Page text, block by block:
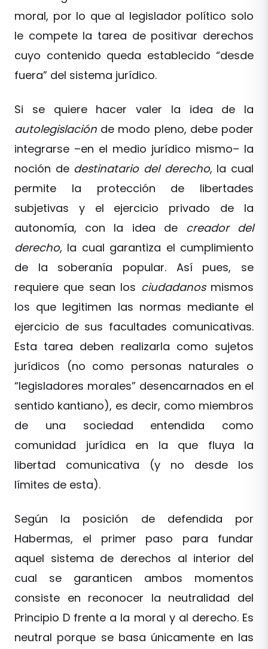
moral, por lo que al legislador político solo
le compete la tarea de positivar derechos
cuyo contenido queda establecido “desde
fuera” del sistema jurídico.
Si se quiere hacer valer la idea de la
autolegislación de modo pleno, debe poder
integrarse –en el medio jurídico mismo– la
noción de destinatario del derecho, la cual
permite la protección de libertades
subjetivas y el ejercicio privado de la
autonomía, con la idea de creador del
derecho, la cual garantiza el cumplimiento
de la soberanía popular. Así pues, se
requiere que sean los ciudadanosmismos
los que legitimen las normas mediante el
ejercicio de sus facultades comunicativas.
Esta tarea deben realizarla como sujetos
jurídicos (no como personas naturales o
“legisladores morales” desencarnados en el
sentido kantiano), es decir, como miembros
de una sociedad entendida como
comunidad jurídica en la que fluya la
libertad comunicativa (y no desde los
límites de esta).
Según la posición de defendida por
Habermas, el primer paso para fundar
aquel sistema de derechos al interior del
cual se garanticen ambos momentos
consiste en reconocer la neutralidad del
Principio D frente a la moral y al derecho. Es
neutral porque se basa únicamente en las